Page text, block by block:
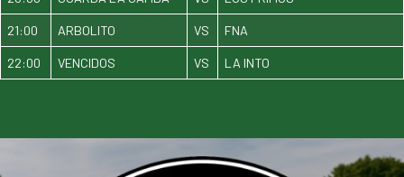
21:00 ARBOLITO VS FNA
22:00 VENCIDOS VS LA INTO